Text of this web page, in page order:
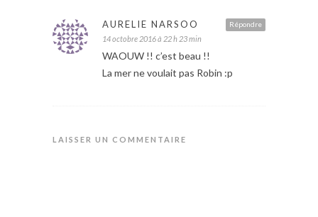
Répondre
AURELIE NARSOO
14 octobre 2016 à 22 h 23 min
WAOUW !! c’est beau !!
La mer ne voulait pas Robin :p
LAISSER UN COMMENTAIRE